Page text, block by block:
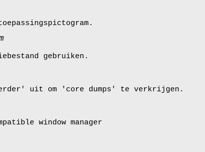
gebruiken.
uit om 'core dumps' te verkrijgen.
window manager